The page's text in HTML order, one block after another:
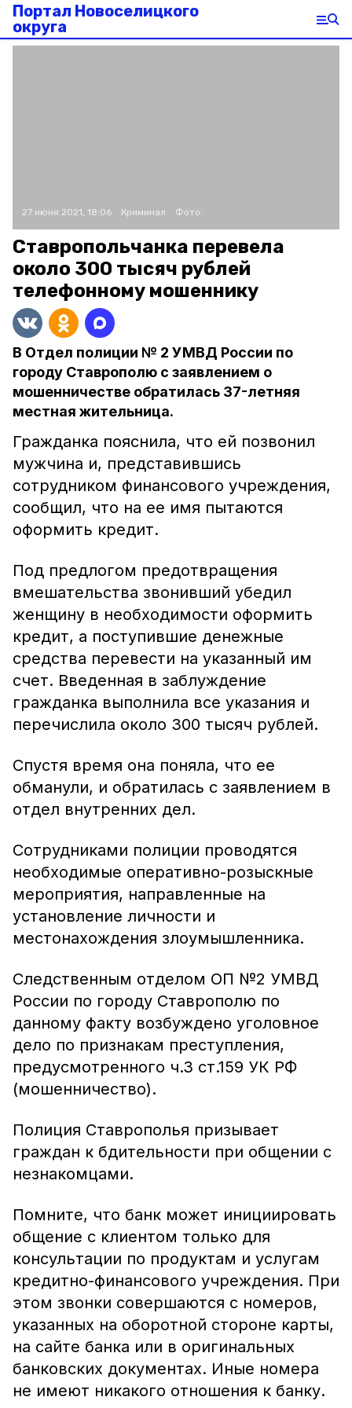
Портал Новоселицкого
округа
27 июня 2021, 18:06 Криминал Фото:
Ставропольчанка перевела
около 300 тысяч рублей
телефонному мошеннику
В Отдел полиции № 2 УМВД России по
городу Ставрополю с заявлением о
мошенничестве обратилась 37-летняя
местная жительница.
Гражданка пояснила, что ей позвонил
мужчина и, представившись
сотрудником финансового учреждения,
сообщил, что на ее имя пытаются
оформить кредит.
Под предлогом предотвращения
вмешательства звонивший убедил
женщину в необходимости оформить
кредит, а поступившие денежные
средства перевести на указанный им
счет. Введенная в заблуждение
гражданка выполнила все указания и
перечислила около 300 тысяч рублей.
Спустя время она поняла, что ее
обманули, и обратилась с заявлением в
отдел внутренних дел.
Сотрудниками полиции проводятся
необходимые оперативно-розыскные
мероприятия, направленные на
установление личности и
местонахождения злоумышленника.
Следственным отделом ОП №2 УМВД
России по городу Ставрополю по
данному факту возбуждено уголовное
дело по признакам преступления,
предусмотренного ч.3 ст.159 УК РФ
(мошенничество).
Полиция Ставрополья призывает
граждан к бдительности при общении с
незнакомцами.
Помните, что банк может инициировать
общение с клиентом только для
консультации по продуктам и услугам
кредитно-финансового учреждения. При
этом звонки совершаются с номеров,
указанных на оборотной стороне карты,
на сайте банка или в оригинальных
банковских документах. Иные номера
не имеют никакого отношения к банку.